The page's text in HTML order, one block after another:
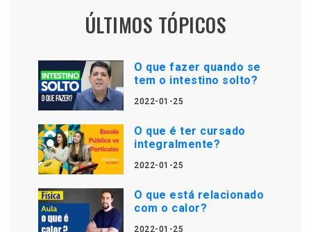
ÚLTIMOS TÓPICOS
O que fazer quando se
tem o intestino solto?
2022-01-25
O que é ter cursado
integralmente?
2022-01-25
O que está relacionado
com o calor?
2022-01-25